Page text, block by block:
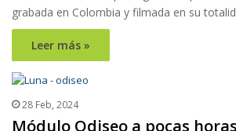
grabada en Colombia y filmada en su
Leer más »
28 Feb, 2024
Módulo Odiseo a pocas